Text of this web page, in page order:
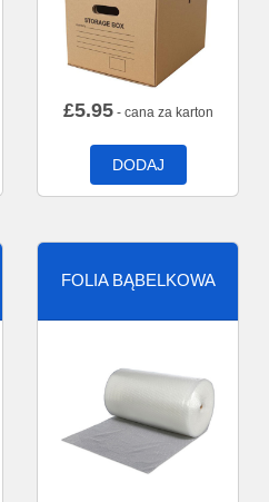
£5.95- cana za karton
DODAJ
FOLIA BĄBELKOWA